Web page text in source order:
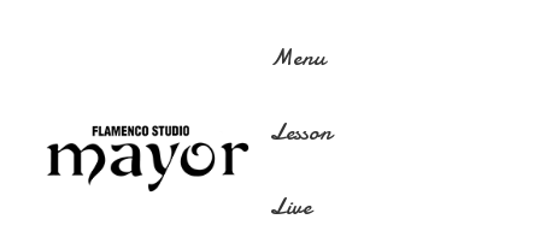
Menu
Lesson
Live